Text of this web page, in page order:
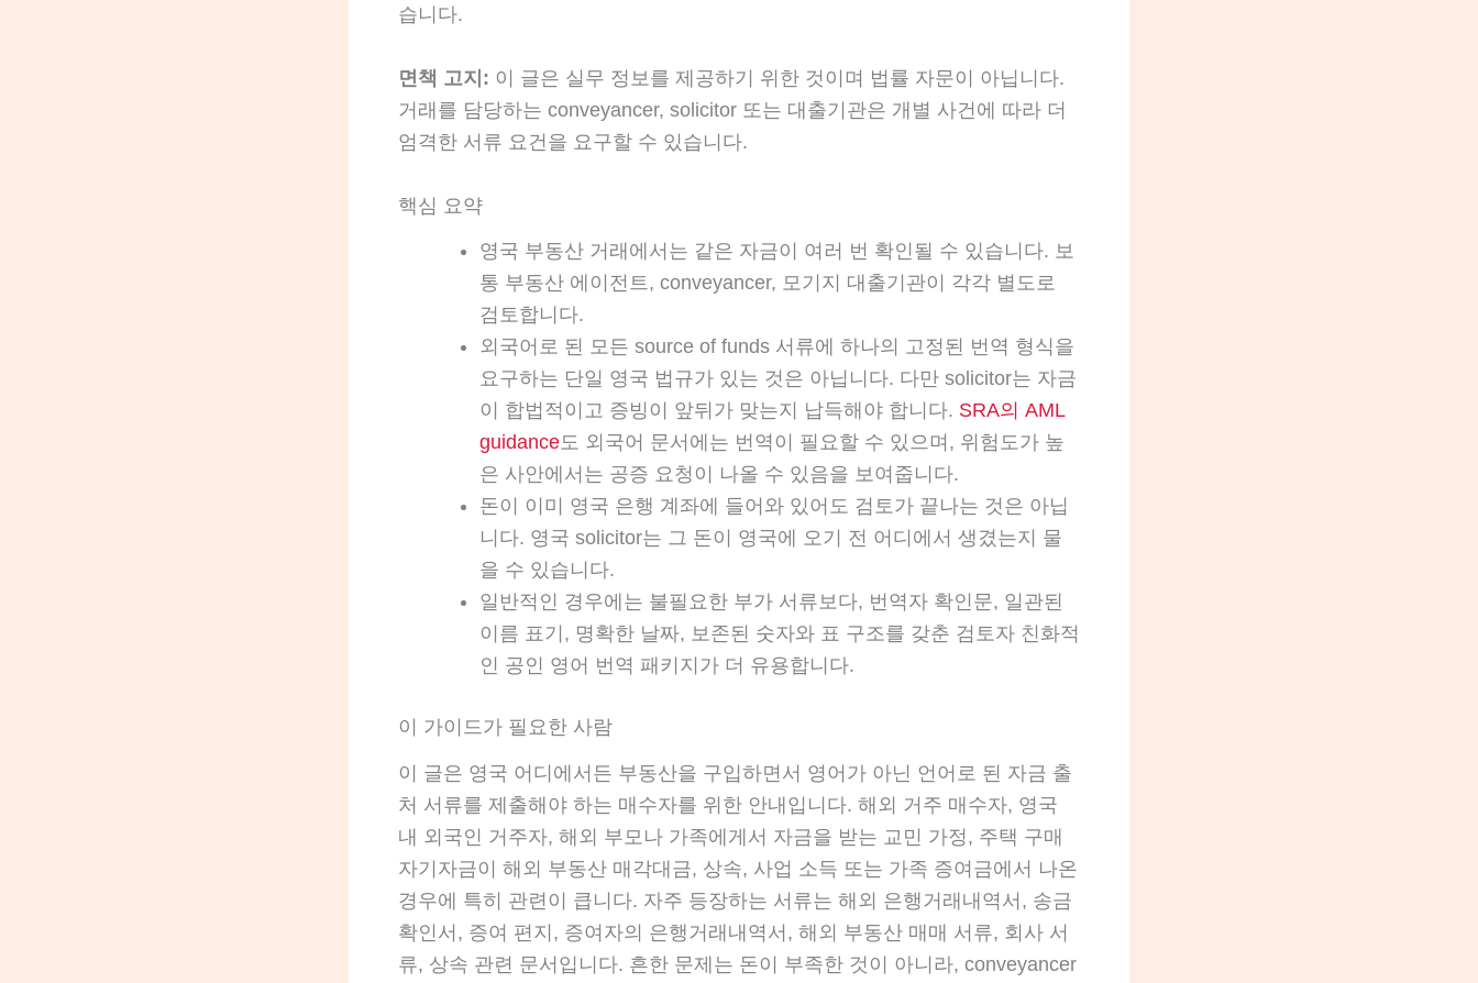
습니다.
면책 고지: 이 글은 실무 정보를 제공하기 위한 것이며 법률 자문이 아닙니다.
거래를 담당하는 conveyancer, solicitor 또는 대출기관은 개별 사건에 따라 더
엄격한 서류 요건을 요구할 수 있습니다.
핵심 요약
영국 부동산 거래에서는 같은 자금이 여러 번 확인될 수 있습니다. 보
통 부동산 에이전트, conveyancer, 모기지 대출기관이 각각 별도로
검토합니다.
외국어로 된 모든 source of funds 서류에 하나의 고정된 번역 형식을
요구하는 단일 영국 법규가 있는 것은 아닙니다. 다만 solicitor는 자금
이 합법적이고 증빙이 앞뒤가 맞는지 납득해야 합니다. SRA의 AML
guidance도 외국어 문서에는 번역이 필요할 수 있으며, 위험도가 높
은 사안에서는 공증 요청이 나올 수 있음을 보여줍니다.
돈이 이미 영국 은행 계좌에 들어와 있어도 검토가 끝나는 것은 아닙
니다. 영국 solicitor는 그 돈이 영국에 오기 전 어디에서 생겼는지 물
을 수 있습니다.
일반적인 경우에는 불필요한 부가 서류보다, 번역자 확인문, 일관된
이름 표기, 명확한 날짜, 보존된 숫자와 표 구조를 갖춘 검토자 친화적
인 공인 영어 번역 패키지가 더 유용합니다.
이 가이드가 필요한 사람
이 글은 영국 어디에서든 부동산을 구입하면서 영어가 아닌 언어로 된 자금 출
처 서류를 제출해야 하는 매수자를 위한 안내입니다. 해외 거주 매수자, 영국
내 외국인 거주자, 해외 부모나 가족에게서 자금을 받는 교민 가정, 주택 구매
자기자금이 해외 부동산 매각대금, 상속, 사업 소득 또는 가족 증여금에서 나온
경우에 특히 관련이 큽니다. 자주 등장하는 서류는 해외 은행거래내역서, 송금
확인서, 증여 편지, 증여자의 은행거래내역서, 해외 부동산 매매 서류, 회사 서
류, 상속 관련 문서입니다. 흔한 문제는 돈이 부족한 것이 아니라, conveyancer